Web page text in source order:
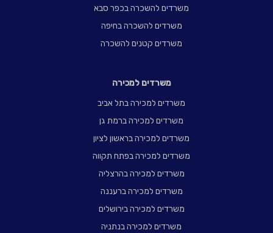
משרדים להשכרה בכפר סבא
משרדים להשכרה בחיפה
משרדים קטנים להשכרה
משרדים למכירה
משרדים למכירה בתל אביב
משרדים למכירה ברמת גן
משרדים למכירה בראשון לציון
משרדים למכירה בפתח תקווה
משרדים למכירה בהרצליה
משרדים למכירה ברעננה
משרדים למכירה בירושלים
משרדים למכירה בנתניה